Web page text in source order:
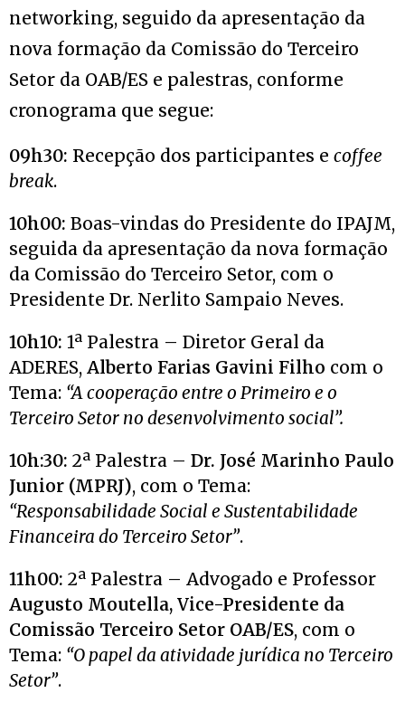
networking, seguido da apresentação da
nova formação da Comissão do Terceiro
Setor da OAB/ES e palestras, conforme
cronograma que segue:
09h30: Recepção dos participantes e coffee
break.
10h00: Boas-vindas do Presidente do IPAJM,
seguida da apresentação da nova formação
da Comissão do Terceiro Setor, com o
Presidente Dr. Nerlito Sampaio Neves.
10h10: 1ª Palestra – Diretor Geral da
ADERES, Alberto Farias Gavini Filho com o
Tema: “A cooperação entre o Primeiro e o
Terceiro Setor no desenvolvimento social”.
10h:30: 2ª Palestra – Dr. José Marinho Paulo
Junior (MPRJ), com o Tema:
“Responsabilidade Social e Sustentabilidade
Financeira do Terceiro Setor”.
11h00: 2ª Palestra – Advogado e Professor
Augusto Moutella, Vice-Presidente da
Comissão Terceiro Setor OAB/ES, com o
Tema: “O papel da atividade jurídica no Terceiro
Setor”.